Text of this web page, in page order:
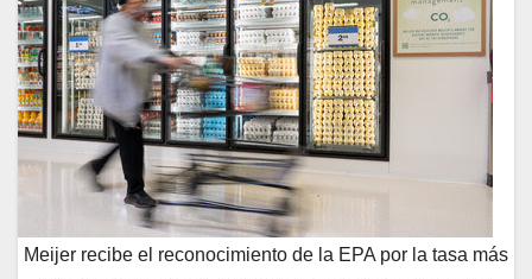
Meijer recibe el reconocimiento de la EPA por la tasa más